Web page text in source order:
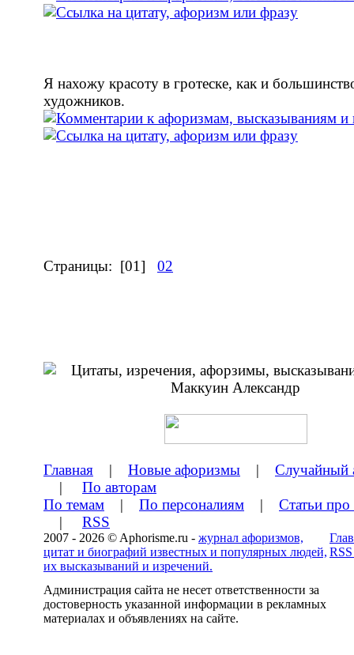
Я нахожу красоту в гротеске, как и
художников.
Страницы: [01] 02
Главная | Новые афоризмы | Случайный
| По авторам
По темам | По персоналиям | Статьи
| RSS
2007 - 2026 © Aphorisme.ru - журнал афоризмов,
цитат и биографий известных и популярных людей,
их высказываний и изречений.
Администрация сайта не несет ответственности за
достоверность указанной информации в рекламных
материалах и объявлениях на сайте.